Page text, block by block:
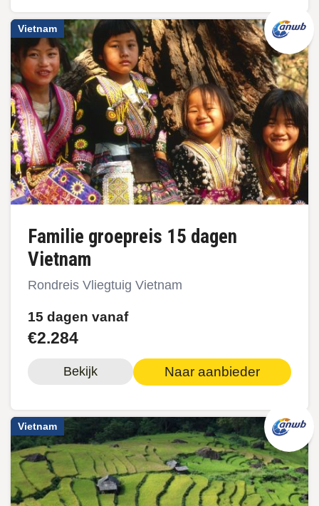
Vietnam
Familie groepreis 15 dagen
Vietnam
Rondreis Vliegtuig Vietnam
15 dagen vanaf
€2.284
Bekijk Naar aanbieder
Vietnam